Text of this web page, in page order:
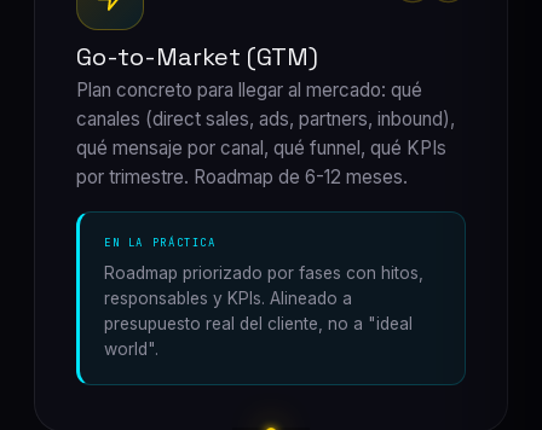
Go-to-Market (GTM)
Plan concreto para llegar al mercado: qué
canales (direct sales, ads, partners, inbound),
qué mensaje por canal, qué funnel, qué KPIs
por trimestre. Roadmap de 6-12 meses.
EN LA PRÁCTICA
Roadmap priorizado por fases con hitos,
responsables y KPIs. Alineado a
presupuesto real del cliente, no a "ideal
world".